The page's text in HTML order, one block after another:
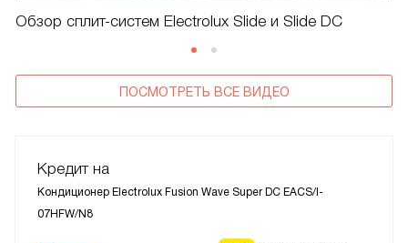
Обзор сплит-систем Electrolux Slide и Slide DC
ПОСМОТРЕТЬ ВСЕ ВИДЕО
Кредит на
Кондиционер Electrolux Fusion Wave Super DC EACS/I-
07HFW/N8